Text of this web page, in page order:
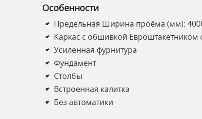
Особенности
Предельная Ширина проёма (мм):
Каркас с обшивкой Евроштакетником
Усиленная фурнитура
Фундамент
Столбы
Встроенная калитка
Без автоматики